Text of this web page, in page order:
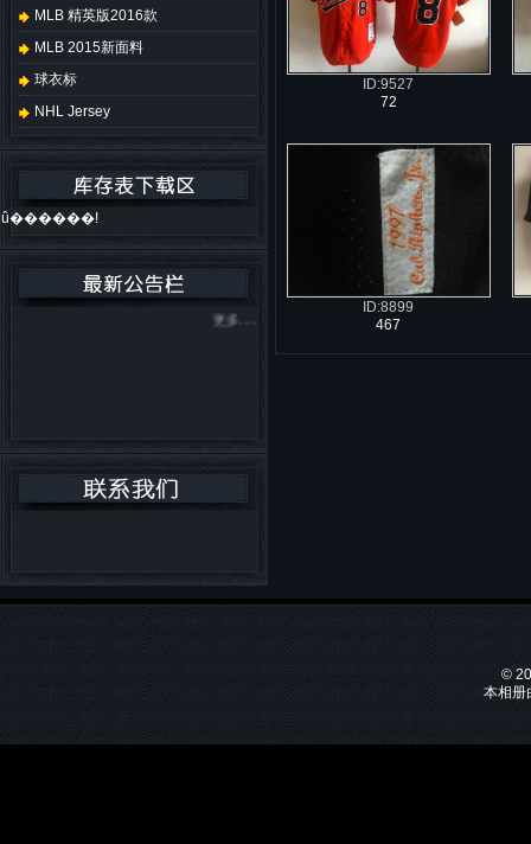
ID:9527
72
ID:8899
467
MLB 精英版2016款
MLB 2015新面料
球衣标
NHL Jersey
û������!
更多....
©
本相册